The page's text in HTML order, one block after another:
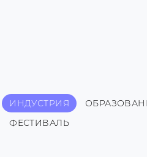
ИНДУСТРИЯ
ФЕСТИВАЛЬ